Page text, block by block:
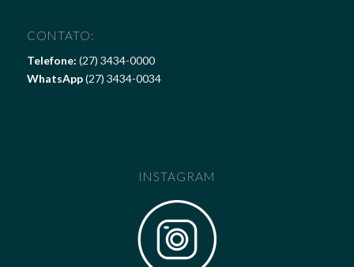
CONTATO:
Telefone: (27) 3434-0000
WhatsApp(27) 3434-0034
INSTAGRAM